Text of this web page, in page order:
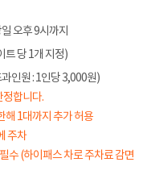
오후 9시까지
트 당 1개 지정)
인원 : 1인당 3,000원)
합니다.
해 1대까지 추가 허용
주차
수 (하이패스 차로 주차료 감면